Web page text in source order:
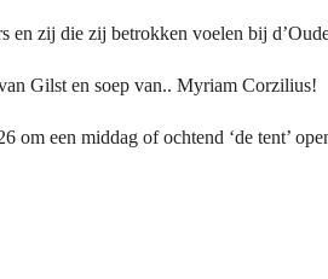
en zij die zij betrokken voelen bij
Gilst en soep van.. Myriam Corzilius!
een middag of ochtend ‘de tent’